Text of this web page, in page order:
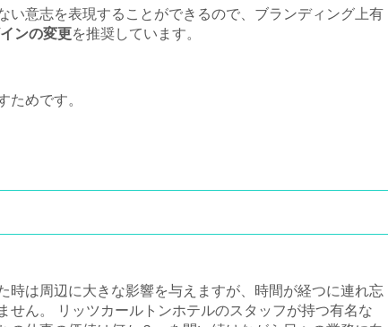
い意志を表現することができるので、ブランディング上有
ンの変更を推奨しています。
ためです。
時は周辺に大きな影響を与えますが、時間が経つに連れ忘
せん。 リッツカールトンホテルのスタッフが持つ有名な